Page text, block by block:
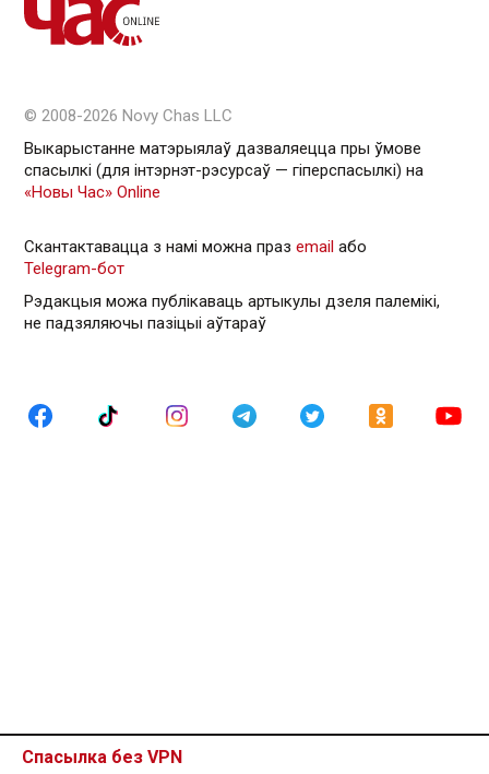
Спасылка без VPN
© 2008-2026 Novy Chas LLC
Выкарыстанне матэрыялаў дазваляецца пры ўмове
спасылкі (для інтэрнэт-рэсурсаў — гiперспасылкi) на
«Новы Час» Online
Скантактавацца з намі можна праз email або
Telegram-бот
Рэдакцыя можа публікаваць артыкулы дзеля палемікі,
не падзяляючы пазіцыі аўтараў